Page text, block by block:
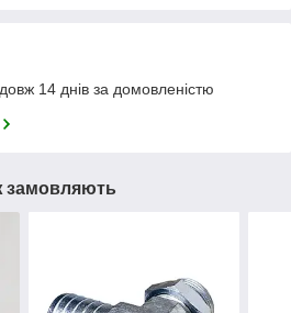
14 днів за домовленістю
замовляють